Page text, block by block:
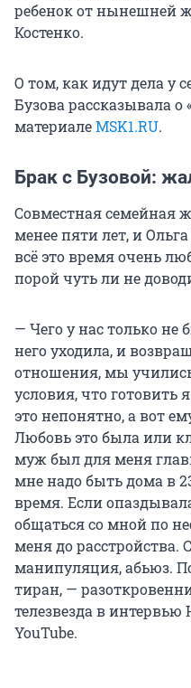
ребенок от нынешней
Костенко.
О том, как идут дела у
Бузова рассказывала о
материалеMSK1.RU.
Брак с Бузовой:
Совместная семейная
менее пяти лет, и
всё это время очень
порой чуть ли не
— Чего у нас только не
него уходила, и
отношения, мы
условия, что готовить
это непонятно, а вот
Любовь это была или
муж был для меня
мне надо быть дома в
время. Если
общаться со мной по
меня до расстройства.
манипуляция, абьюз.
тиран, —
телезвезда в
YouTube.